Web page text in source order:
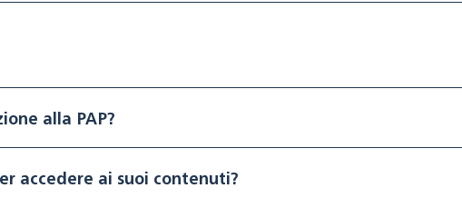
alla PAP?
accedere ai suoi contenuti?